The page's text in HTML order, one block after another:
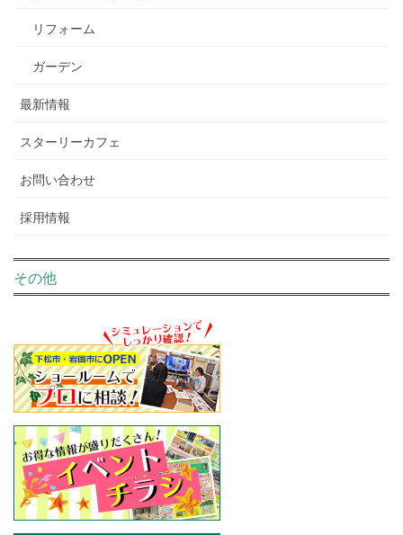
リフォーム
ガーデン
最新情報
スターリーカフェ
お問い合わせ
採用情報
その他